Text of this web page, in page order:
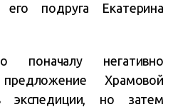
его подруга Екатерина
негативно
Храмовой
экспедиции, но затем